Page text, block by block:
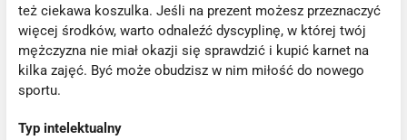
też ciekawa koszulka. Jeśli na prezent możesz przeznaczyć
więcej środków, warto odnaleźć dyscyplinę, w której twój
mężczyzna nie miał okazji się sprawdzić i kupić karnet na
kilka zajęć. Być może obudzisz w nim miłość do nowego
sportu.
Typ intelektualny